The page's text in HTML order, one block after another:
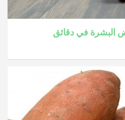
البشرة في دقائق